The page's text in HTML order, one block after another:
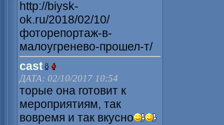
http://biysk-
ok.ru/2018/02/10/
фоторепортаж-в-
малоугренево-прошел-т/
cast
ДАТА: 02/10/2017 10:54
торые она готовит к
мероприятиям, так
вовремя и так вкусно